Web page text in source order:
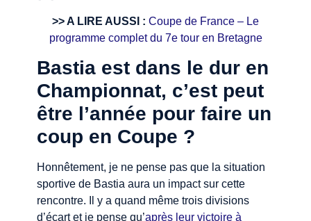
>> A LIRE AUSSI : Coupe de France – Le
programme complet du 7e tour en Bretagne
Bastia est dans le dur en
Championnat, c’est peut
être l’année pour faire un
coup en Coupe ?
Honnêtement, je ne pense pas que la situation
sportive de Bastia aura un impact sur cette
rencontre. Il y a quand même trois divisions
d’écart et je pense qu’après leur victoire à